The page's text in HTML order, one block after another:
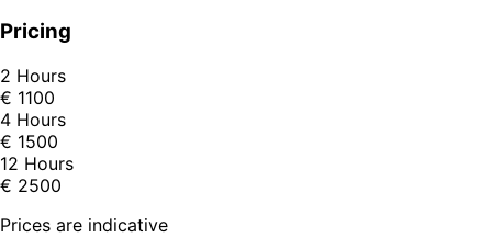
Pricing
2 Hours
€ 1100
4 Hours
€ 1500
12 Hours
€ 2500
Prices are indicative